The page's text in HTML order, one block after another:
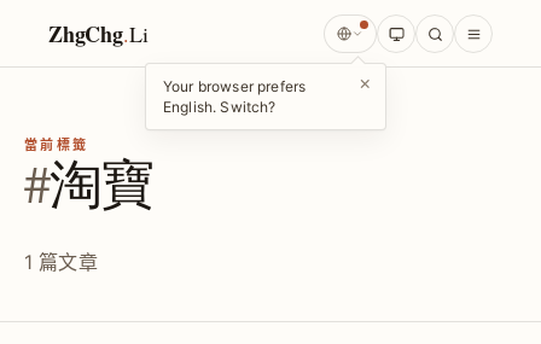
ZhgChg.Li
Your browser prefers
English. Switch?
×
當前標籤
#淘寶
1 篇文章